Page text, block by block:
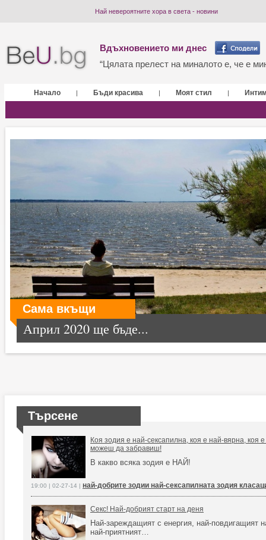
Най невероятните хора в света - новини
Вдъхновението ми днес
“Цялата прелест на миналото е, че е
Начало | Бъди красива | Моят стил |
Сама вкъщи
Април 2020 ще бъде...
Търсене
Коя зодия е най-сексапилна, коя е най-вярна, коя
можеш да забравиш!
В какво всяка зодия е НАЙ!
19:00 | 02-27-14 | най-добрите зодии най-сексапилната зодия
Секс! Най-добрият старт на деня
Най-зареждащият с енергия, най-повдигащият
най-приятният…